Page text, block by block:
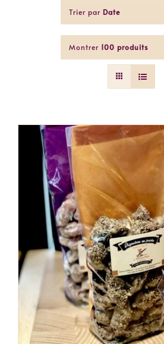
Trier par Date
Montrer 100 produits
CHOIX DES OPTIONS
DÉTAILS